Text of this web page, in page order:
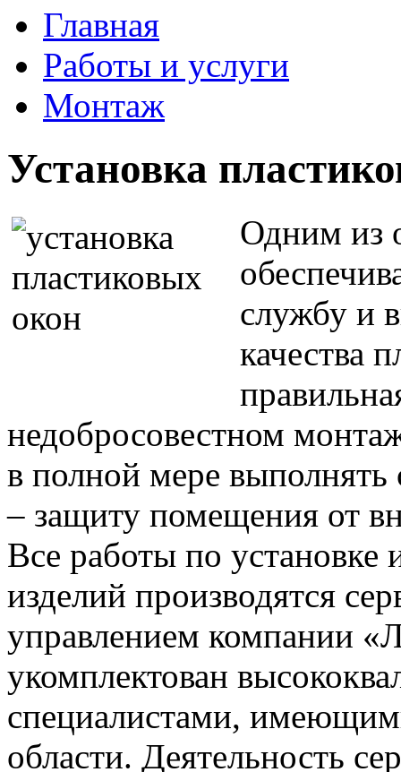
Главная
Работы и услуги
Монтаж
Установка
Одним из
службу и
качества
недобросовестном
в полной мере выполнять
– защиту помещения от
Все работы по
изделий производятся
управлением компании
укомплектован
специалистами,
области. Деятельность